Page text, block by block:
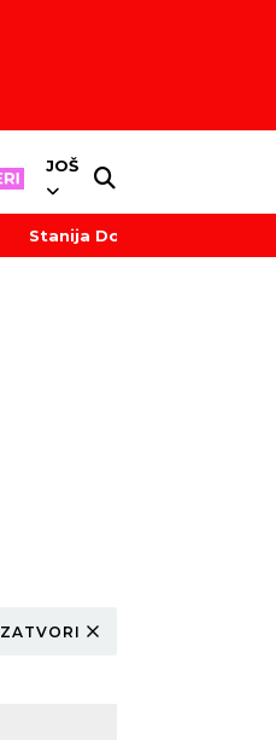
JOŠ
Stanija Dobrojević
ZATVORI